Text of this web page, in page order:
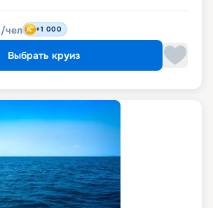
/чел +1 000
Выбрать круиз